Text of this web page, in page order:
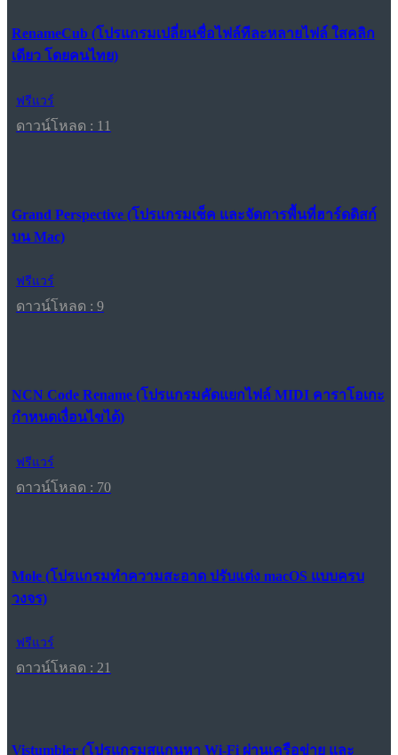
RenameCub (โปรแกรมเปลี่ยนชื่อไฟล์ทีละหลายไฟล์ ใสคลิก
เดียว โดยคนไทย)
ฟรีแวร์
ดาวน์โหลด : 11
Grand Perspective (โปรแกรมเช็ค และจัดการพื้นที่ฮาร์ดดิสก์
บน Mac)
ฟรีแวร์
ดาวน์โหลด : 9
NCN Code Rename (โปรแกรมคัดแยกไฟล์ MIDI คาราโอเกะ
กำหนดเงื่อนไขได้)
ฟรีแวร์
ดาวน์โหลด : 70
Mole (โปรแกรมทำความสะอาด ปรับแต่ง macOS แบบครบ
วงจร)
ฟรีแวร์
ดาวน์โหลด : 21
Vistumbler (โปรแกรมสแกนหา Wi-Fi ผ่านเครือข่าย และ